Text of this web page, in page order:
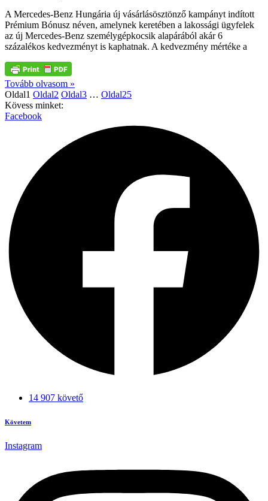
A Mercedes-Benz Hungária új vásárlásösztönző kampányt indított
Prémium Bónusz néven, amelynek keretében a lakossági ügyfelek
az új Mercedes-Benz személygépkocsik alapárából akár 6
százalékos kedvezményt is kaphatnak. A kedvezmény mértéke a
Tovább olvasom »
Oldal1 Oldal2 Oldal3 … Oldal25
Kövess minket:
Facebook
14 907 követő
Követem
Instagram